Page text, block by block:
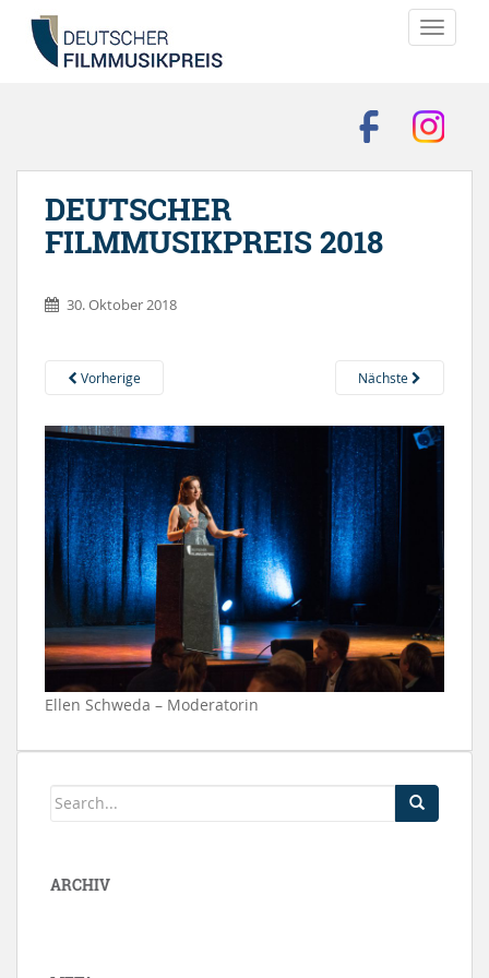
DEUTSCHER
FILMMUSIKPREIS 2018
30. Oktober 2018
Vorherige Nächste
Ellen Schweda – Moderatorin
ARCHIV